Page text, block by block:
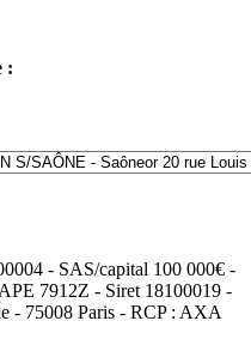
:
- SAS/capital 100 000€ -
7912Z - Siret 18100019 -
- 75008 Paris - RCP : AXA